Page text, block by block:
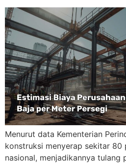
Menurut data Kementerian
konstruksi menyerap sekitar 80
nasional, menjadikannya tulang